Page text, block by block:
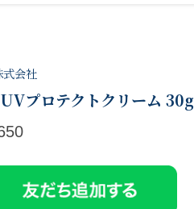
式会社
プロテクトクリーム 30g
価格